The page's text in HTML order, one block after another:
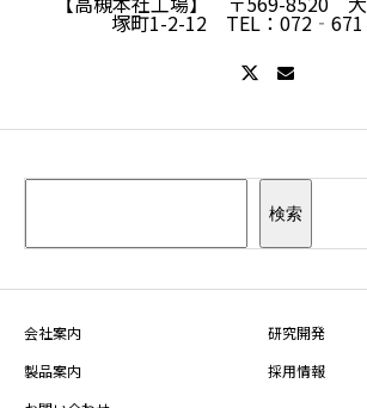
塚町1-2-12 TEL：
検索
会社案内
研究開発
製品案内
採用情報